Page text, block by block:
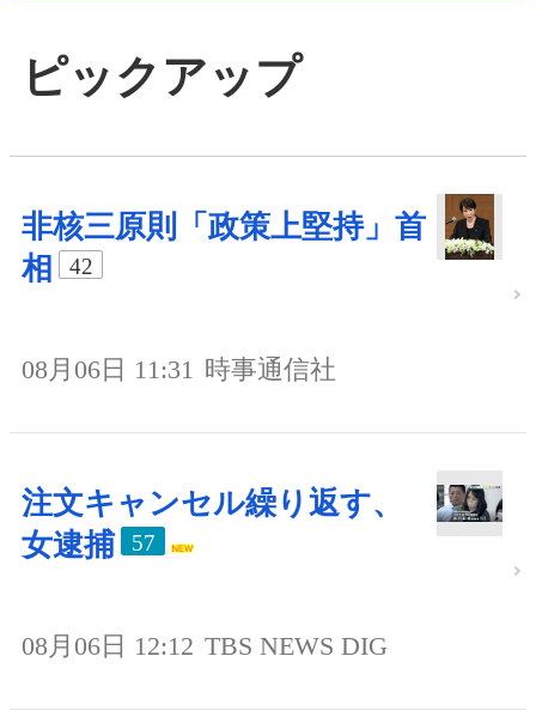
ピックアップ
非核三原則「政策上堅持」首
相
42
08月06日 11:31 時事通信社
注文キャンセル繰り返す、
女逮捕
57
08月06日 12:12 TBS NEWS DIG